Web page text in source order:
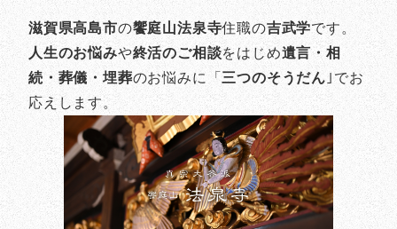
滋賀県高島市の饗庭山法泉寺住職の吉武学です。
人生のお悩みや終活のご相談をはじめ遺言・相
続・葬儀・埋葬のお悩みに「 三つのそうだん ｣でお
応えします。